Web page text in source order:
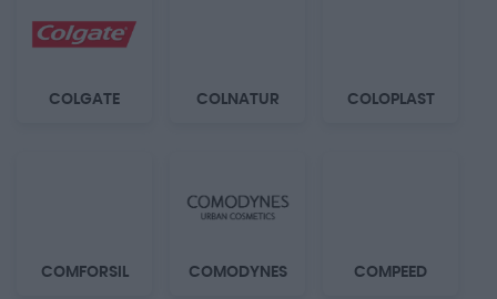
COLGATE COLNATUR COLOPLAST
COMFORSIL COMODYNES COMPEED